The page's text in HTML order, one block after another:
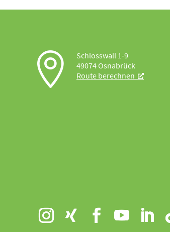

Schlosswall 1-9
49074 Osnabrück
Route berechnen